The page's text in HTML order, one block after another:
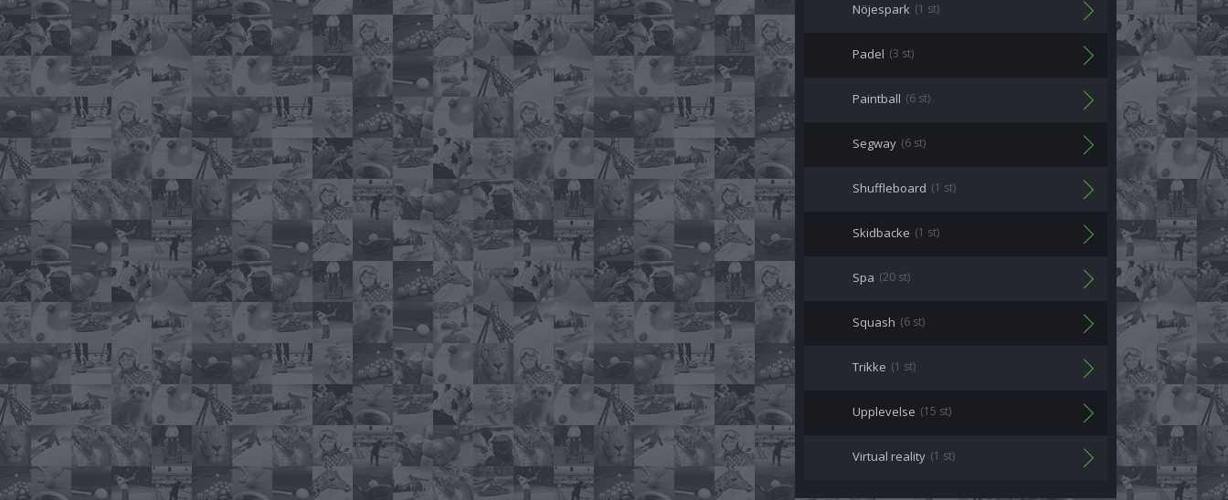
Nöjespark (1 st)
Padel (3 st)
Paintball (6 st)
Segway (6 st)
Shuffleboard (1 st)
Skidbacke (1 st)
Spa (20 st)
Squash (6 st)
Trikke (1 st)
Upplevelse (15 st)
Virtual reality (1 st)